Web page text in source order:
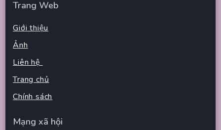
Trang Web
Giới thiệu
Ảnh
Liên hệ
Trang chủ
Chính sách
Mạng xã hội